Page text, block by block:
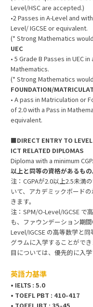
Level/HSC are accepted.)
•2 Passes in A-Level and
Level/ IGCSE or equivalent.
(* Strong Mathematics
UEC
• 5 Grade B Passes in UEC
Mathematics.
(* Strong Mathematics
FOUNDATION/
• A pass in Matriculation or
of 2.0 with a Pass in
equivalent.
■DIRECT ENTRY TO
ICT RELATED DIPLOMAS
Diploma with a minimum
以上と同等の資格があるもの
注：CGPAが2.0以上2.5未満
いて、アカデミックボード
きます。
注：SPM/O-Level/IGCSE で
も、ファウンデーション期
Level/IGCSE の高等数学と
グラムに入学することがで
目については、優先的に入学
英語力基準
• IELTS : 5.0
• TOEFL PBT : 410-417
• TOEFL IBT : 35-45